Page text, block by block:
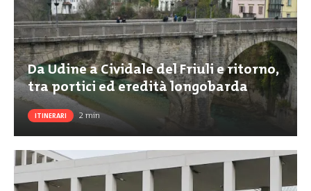
Da Udine a Cividale del Friuli e ritorno,
tra portici ed eredità longobarda
ITINERARI 2min